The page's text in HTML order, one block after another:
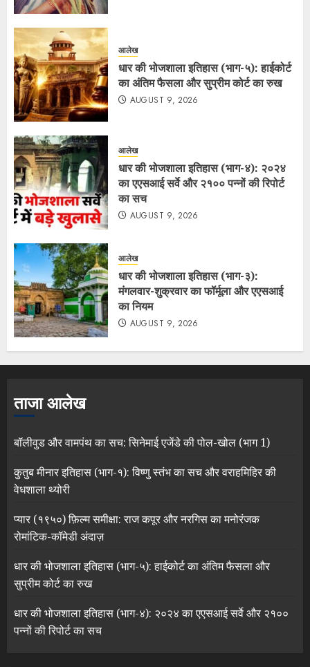
आलेख
धार की भोजशाला इतिहास (भाग-५): हाईकोर्ट
का अंतिम फैसला और सुप्रीम कोर्ट का रुख
AUGUST 9, 2026
आलेख
धार की भोजशाला इतिहास (भाग-४): २०२४
का एएसआई सर्वे और २१०० पन्नों की रिपोर्ट
का सच
AUGUST 9, 2026
आलेख
धार की भोजशाला इतिहास (भाग-३):
मंगलवार-शुक्रवार का फॉर्मूला और एएसआई
का नियम
AUGUST 9, 2026
ताजा आलेख
बॉलीवुड और वामपंथ का सच: सिनेमाई एजेंडे की पोल-खोल (भाग 1)
कुतुब मीनार इतिहास (भाग-१): विष्णु स्तंभ का सच और वराहमिहिर की
वेधशाला थ्योरी
प्यार (१९५०) फ़िल्म समीक्षा: राज कपूर और नरगिस का मनोरंजक
रोमांटिक-कॉमेडी अंदाज़
धार की भोजशाला इतिहास (भाग-५): हाईकोर्ट का अंतिम फैसला और
सुप्रीम कोर्ट का रुख
धार की भोजशाला इतिहास (भाग-४): २०२४ का एएसआई सर्वे और २१००
पन्नों की रिपोर्ट का सच